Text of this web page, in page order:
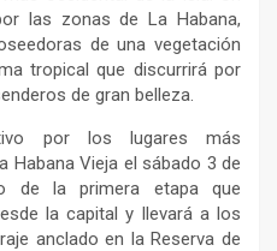
las zonas de La Habana,
de una vegetación
tropical que discurrirá por
de gran belleza.
por los lugares más
Habana Vieja el sábado 3 de
de la primera etapa que
la capital y llevará a los
anclado en la Reserva de